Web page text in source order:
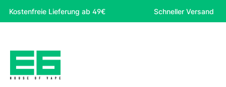
Zum Hauptinhalt springen
Lieferung ab 49€ Schneller Versand